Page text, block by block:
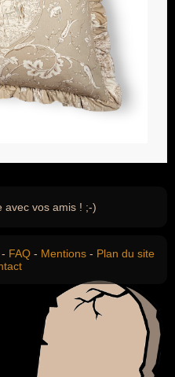
avec vos amis ! ;-)
FAQ - Mentions - Plan du site